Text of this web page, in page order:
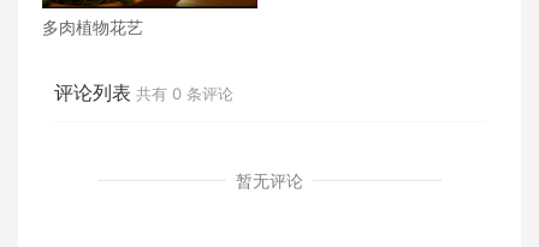
多肉植物花艺
评论列表 共有 0 条评论
暂无评论